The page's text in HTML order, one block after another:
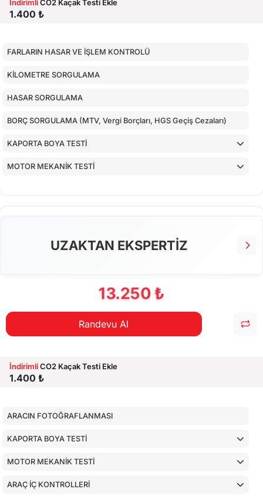
İndirimliCO2 Kaçak Testi Ekle
1.400 ₺
FARLARIN HASAR VE İŞLEM KONTROLÜ
KİLOMETRE SORGULAMA
HASAR SORGULAMA
BORÇ SORGULAMA (MTV, Vergi Borçları, HGS Geçiş Cezaları)
KAPORTA BOYA TESTİ
MOTOR MEKANİK TESTİ
UZAKTAN EKSPERTİZ
13.250 ₺
Randevu Al
İndirimliCO2 Kaçak Testi Ekle
1.400 ₺
ARACIN FOTOĞRAFLANMASI
KAPORTA BOYA TESTİ
MOTOR MEKANİK TESTİ
ARAÇ İÇ KONTROLLERİ